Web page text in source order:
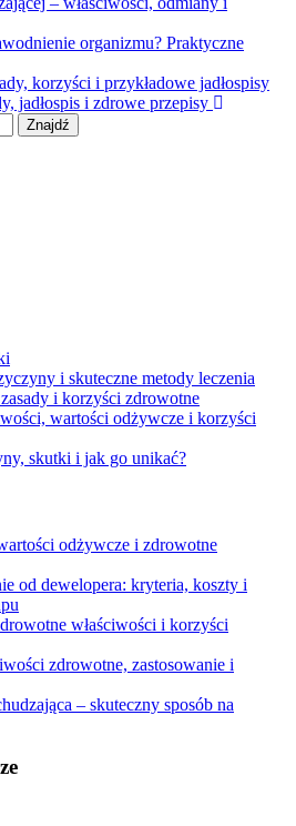
organizmu? Praktyczne
korzyści i przykładowe jadłospisy
jadłospis i zdrowe przepisy
Znajdź
i skuteczne metody leczenia
i korzyści zdrowotne
wartości odżywcze i korzyści
skutki i jak go unikać?
odżywcze i zdrowotne
od dewelopera: kryteria, koszty i
właściwości i korzyści
zdrowotne, zastosowanie i
– skuteczny sposób na